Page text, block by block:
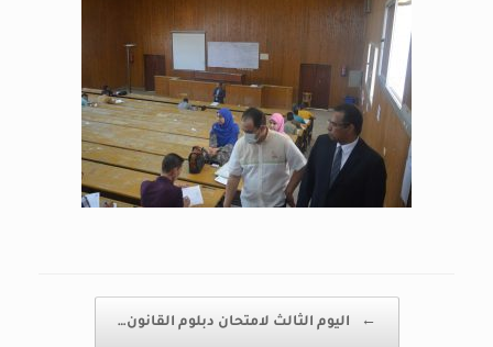
← اليوم الثالث لامتحان دبلوم القانون…